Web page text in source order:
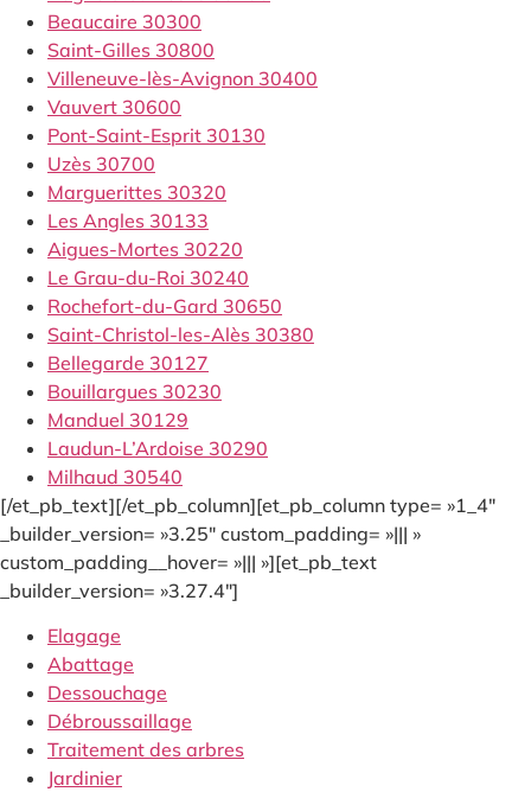
Beaucaire 30300
Saint-Gilles 30800
Villeneuve-lès-Avignon 30400
Vauvert 30600
Pont-Saint-Esprit 30130
Uzès 30700
Marguerittes 30320
Les Angles 30133
Aigues-Mortes 30220
Le Grau-du-Roi 30240
Rochefort-du-Gard 30650
Saint-Christol-les-Alès 30380
Bellegarde 30127
Bouillargues 30230
Manduel 30129
Laudun-L’Ardoise 30290
Milhaud 30540
[/et_pb_text][/et_pb_column][et_pb_column type= »1_4″
_builder_version= »3.25″ custom_padding= »||| »
custom_padding__hover= »||| »][et_pb_text
_builder_version= »3.27.4″]
Elagage
Abattage
Dessouchage
Débroussaillage
Traitement des arbres
Jardinier